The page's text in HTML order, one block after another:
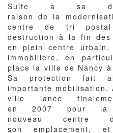
Suite à sa
raison de la
centre de tri
destruction à la fin des
en plein centre
immobilière, en
place la ville de Nancy
Sa protection fait
importante mobilisation.
ville lance
en 2007 pour la
nouveau centre
son emplacement,